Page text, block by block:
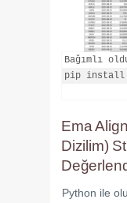
Bağımlı
pip install
Ema
Dizilim)
Python ile